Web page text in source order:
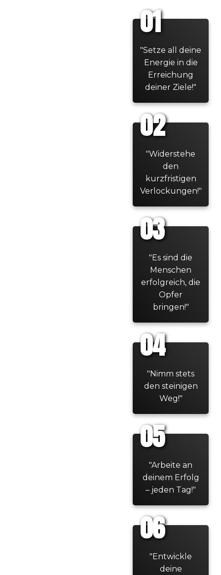
01
"Setze all deine
Energie in die
Erreichung
deiner Ziele!"
02
"Widerstehe
den
kurzfristigen
Verlockungen!"
03
"Es sind die
Menschen
erfolgreich, die
Opfer
bringen!"
04
"Nimm stets
den steinigen
Weg!"
05
"Arbeite an
deinem Erfolg
– jeden Tag!"
06
"Entwickle
deine